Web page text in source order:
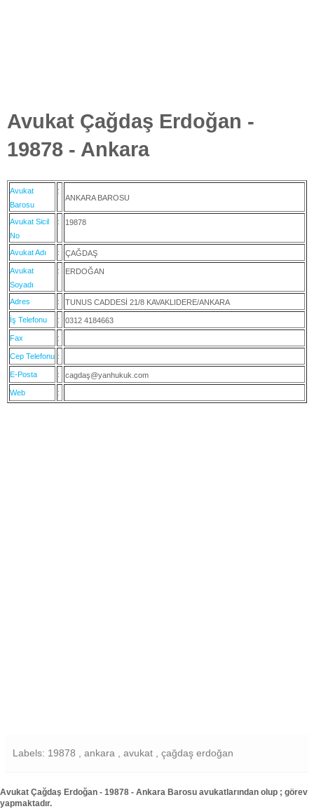
Avukat Çağdaş Erdoğan -
19878 - Ankara
Avukat
Barosu
:
ANKARA BAROSU
Avukat Sicil
No
: 19878
Avukat Adı : ÇAĞDAŞ
Avukat
Soyadı
: ERDOĞAN
Adres : TUNUS CADDESİ 21/8 KAVAKLIDERE/ANKARA
İş Telefonu : 0312 4184663
Fax :
Cep Telefonu :
E-Posta : cagdaş@yanhukuk.com
Web :
Labels: 19878 , ankara , avukat , çağdaş erdoğan
Avukat Çağdaş Erdoğan - 19878 - Ankara Barosu avukatlarından olup ; görev
yapmaktadır.